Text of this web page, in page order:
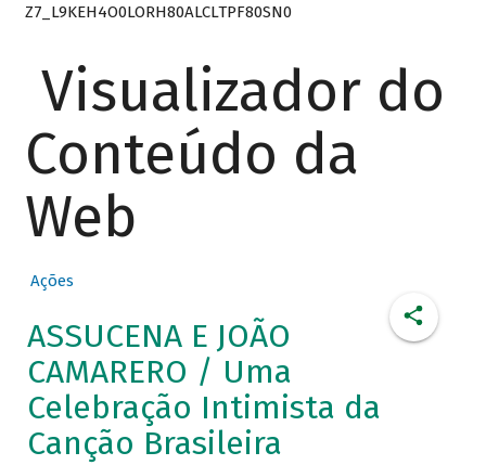
Z7_L9KEH4O0LORH80ALCLTPF80SN0
Visualizador do
Conteúdo da
Web
Ações
ASSUCENA E JOÃO
CAMARERO / Uma
Celebração Intimista da
Canção Brasileira